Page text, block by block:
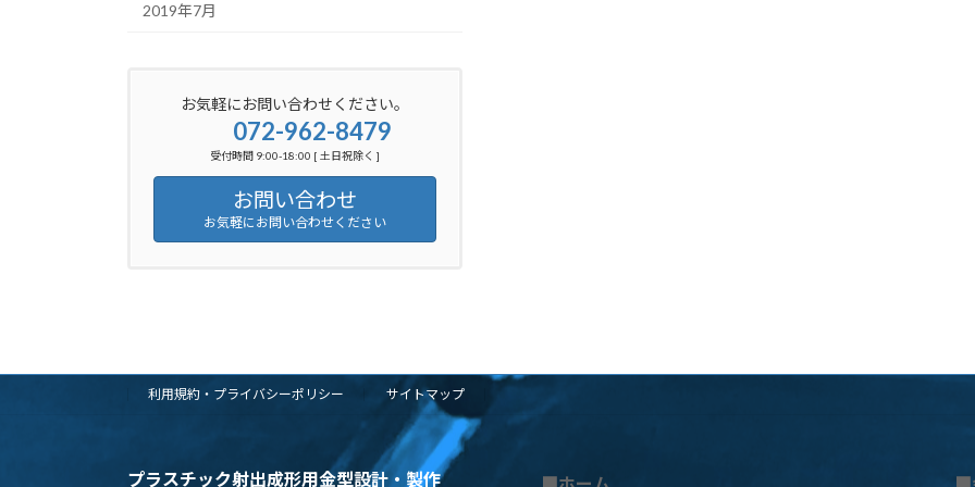
2019年7月
お気軽にお問い合わせください。
072-962-8479
受付時間 9:00-18:00 [ 土日祝除く ]
お問い合わせ
お気軽にお問い合わせください
利用規約・プライバシーポリシー サイトマップ
プラスチック射出成形用金型設計・製作